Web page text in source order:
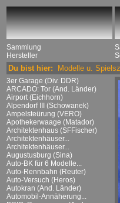
Sammlung
Hersteller
Du bist hier: Modelle u.
3er Garage (Div. DDR)
ARCADO: Tor (And. Länder)
Airport (Eichhorn)
Alpendorf III (Schowanek)
Ampelsteürung (VERO)
Apothekerwaage (Matador)
Architektenhaus (SFFischer)
Architektenhäuser...
Architektenhäuser...
Augustusburg (Sina)
Auto-BK für 6 Modelle...
Auto-Rennbahn (Reuter)
Auto-Versuch (Heros)
Autokran (And. Länder)
Automobil-Annäherung...